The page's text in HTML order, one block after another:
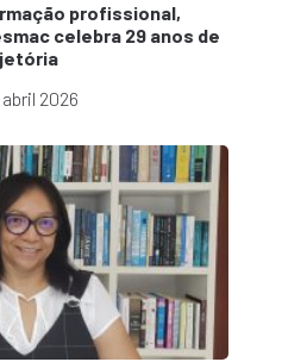
profissional,
celebra 29 anos de
2026